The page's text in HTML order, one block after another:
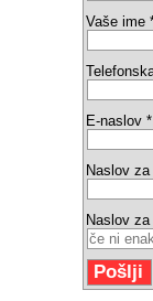
Vaše ime
E-naslov *
Naslov
Naslov